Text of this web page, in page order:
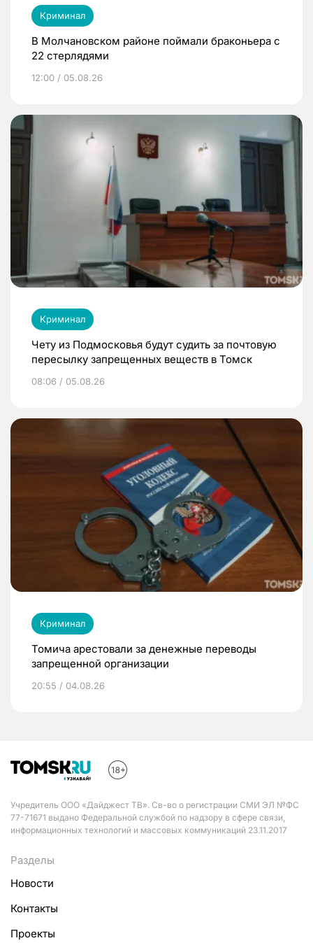
Криминал
В Молчановском районе поймали браконьера с
22 стерлядями
12:00 / 05.08.26
Криминал
Чету из Подмосковья будут судить за почтовую
пересылку запрещенных веществ в Томск
08:06 / 05.08.26
Криминал
Томича арестовали за денежные переводы
запрещенной организации
20:55 / 04.08.26
Учредитель ООО «Дайджест ТВ». Св-во о регистрации СМИ ЭЛ №ФС
77-71671 выдано Федеральной службой по надзору в сфере связи,
информационных технологий и массовых коммуникаций 23.11.2017
Разделы
Новости
Контакты
Проекты